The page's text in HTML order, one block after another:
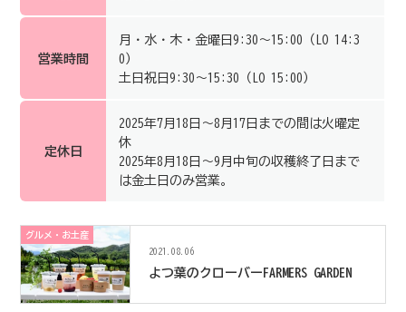
営業時間
月・水・木・金曜日9:30～15:00（LO 14:3
0）
土日祝日9:30～15:30（LO 15:00）
定休日
2025年7月18日〜8月17日までの間は火曜定
休
2025年8月18日～9月中旬の収穫終了日まで
は金土日のみ営業。
グルメ・お土産
2021.08.06
よつ葉のクローバーFARMERS GARDEN